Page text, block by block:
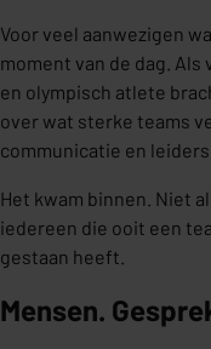
Voor veel aanwezigen
moment van de dag. Als
en olympisch atlete
over wat sterke teams
communicatie en
Het kwam binnen. Niet
iedereen die ooit een
gestaan heeft.
Mensen.